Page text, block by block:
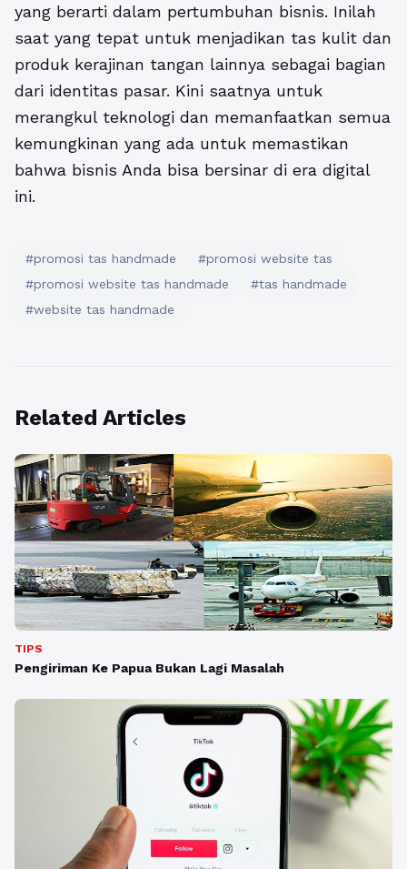
yang berarti dalam pertumbuhan bisnis. Inilah
saat yang tepat untuk menjadikan tas kulit dan
produk kerajinan tangan lainnya sebagai bagian
dari identitas pasar. Kini saatnya untuk
merangkul teknologi dan memanfaatkan semua
kemungkinan yang ada untuk memastikan
bahwa bisnis Anda bisa bersinar di era digital
ini.
#promosi tas handmade
#promosi website tas
#promosi website tas handmade
#tas handmade
#website tas handmade
Related Articles
TIPS
Pengiriman Ke Papua Bukan Lagi Masalah